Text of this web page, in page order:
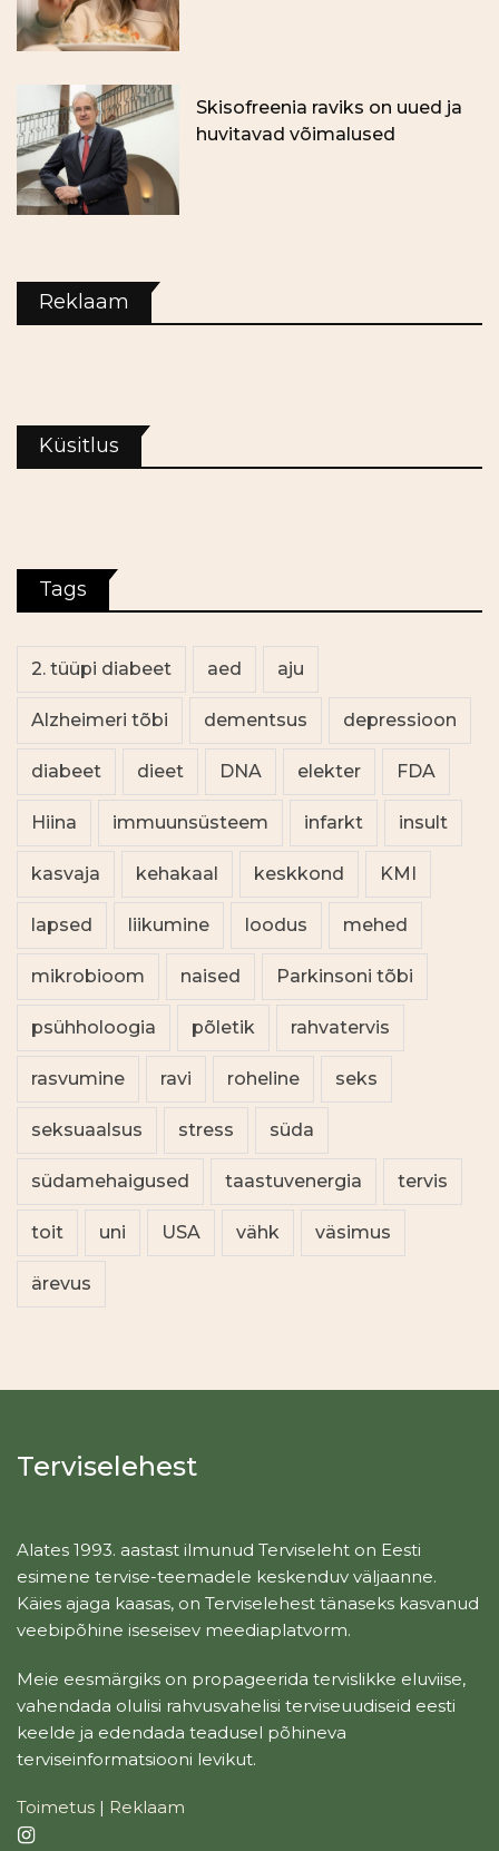
Skisofreenia raviks on uued ja
huvitavad võimalused
Reklaam
Küsitlus
Tags
2. tüüpi diabeet aed aju
Alzheimeri tõbi dementsus depressioon
diabeet dieet DNA elekter FDA
Hiina immuunsüsteem infarkt insult
kasvaja kehakaal keskkond KMI
lapsed liikumine loodus mehed
mikrobioom naised Parkinsoni tõbi
psühholoogia põletik rahvatervis
rasvumine ravi roheline seks
seksuaalsus stress süda
südamehaigused taastuvenergia tervis
toit uni USA vähk väsimus
ärevus
Terviselehest
Alates 1993. aastast ilmunud Terviseleht on Eesti
esimene tervise-teemadele keskenduv väljaanne.
Käies ajaga kaasas, on Terviselehest tänaseks kasvanud
veebipõhine iseseisev meediaplatvorm.
Meie eesmärgiks on propageerida tervislikke eluviise,
vahendada olulisi rahvusvahelisi terviseuudiseid eesti
keelde ja edendada teadusel põhineva
terviseinformatsiooni levikut.
Toimetus | Reklaam